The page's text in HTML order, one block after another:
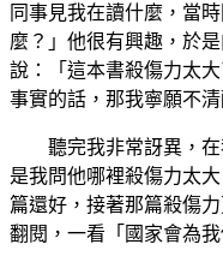
同事見我在讀什麼，當
麼？」他很有興趣，於
說：「這本書殺傷力太
事實的話，那我寧願不清
聽完我非常訝異，在
是我問他哪裡殺傷力太
篇還好，接著那篇殺傷
翻閱，一看「國家會為